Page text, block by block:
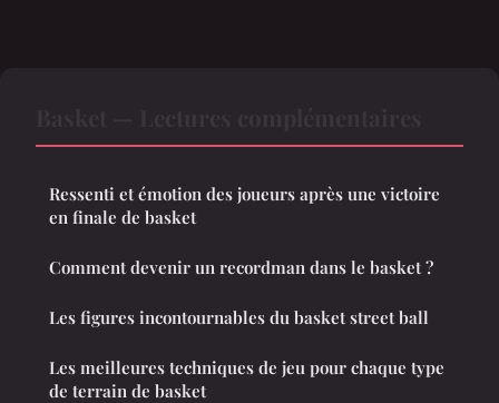
Ressenti et émotion des joueurs après une victoire
en finale de basket
Comment devenir un recordman dans le basket ?
Les figures incontournables du basket street ball
Les meilleures techniques de jeu pour chaque type
de terrain de basket